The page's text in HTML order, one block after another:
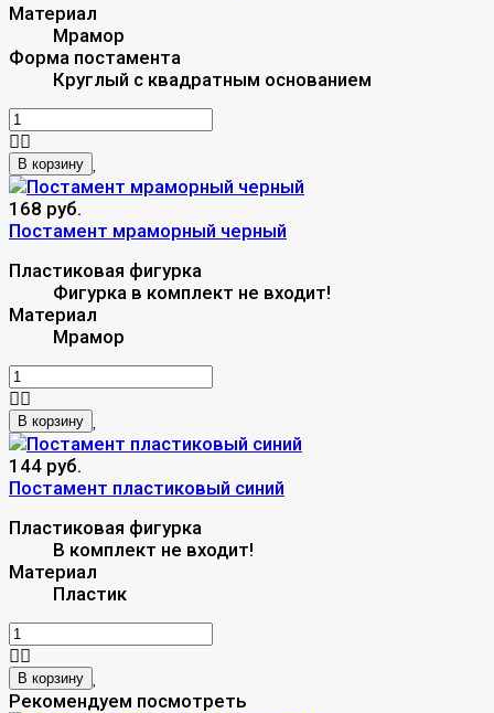
Материал
Мрамор
Форма постамента
Круглый с квадратным основанием
В корзину
168 руб.
Постамент мраморный черный
Пластиковая фигурка
Фигурка в комплект не входит!
Материал
Мрамор
В корзину
144 руб.
Постамент пластиковый синий
Пластиковая фигурка
В комплект не входит!
Материал
Пластик
В корзину
Рекомендуем посмотреть